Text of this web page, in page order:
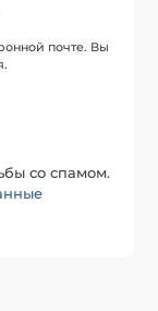
почте. Вы
со спамом.